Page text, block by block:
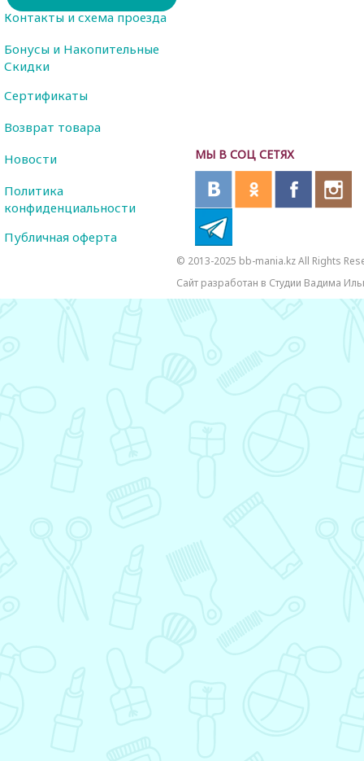
МЫ В СОЦ СЕТЯХ
Контакты и схема проезда
Бонусы и Накопительные
Скидки
Сертификаты
Возврат товара
Новости
Политика
конфиденциальности
Публичная оферта
© 2013-2025 bb-mania.kz All Rights
Сайт разработан в Студии Вадима